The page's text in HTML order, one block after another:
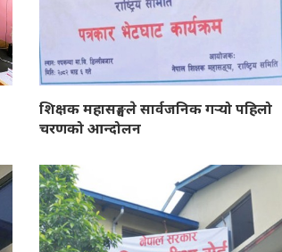
शिक्षक महासङ्घले सार्वजनिक गर्‍यो पहिलो
चरणको आन्दोलन